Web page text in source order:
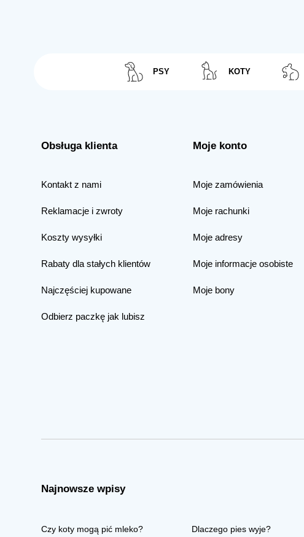
PSY KOTY
Obsługa klienta
Kontakt z nami
Reklamacje i zwroty
Koszty wysyłki
Rabaty dla stałych klientów
Najczęściej kupowane
Odbierz paczkę jak lubisz
Moje konto
Moje zamówienia
Moje rachunki
Moje adresy
Moje informacje osobiste
Moje bony
Najnowsze wpisy
Czy koty mogą pić mleko? Dlaczego pies wyje?